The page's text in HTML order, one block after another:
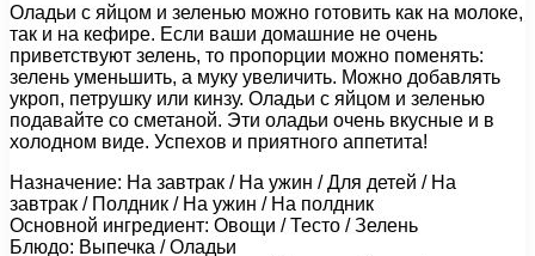
Оладьи с яйцом и зеленью можно готовить как на молоке,
так и на кефире. Если ваши домашние не очень
приветствуют зелень, то пропорции можно поменять:
зелень уменьшить, а муку увеличить. Можно добавлять
укроп, петрушку или кинзу. Оладьи с яйцом и зеленью
подавайте со сметаной. Эти оладьи очень вкусные и в
холодном виде. Успехов и приятного аппетита!
Назначение: На завтрак / На ужин / Для детей / На
завтрак / Полдник / На ужин / На полдник
Основной ингредиент: Овощи / Тесто / Зелень
Блюдо: Выпечка / Оладьи